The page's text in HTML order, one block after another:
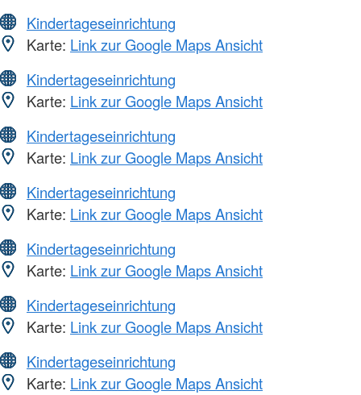
Kindertageseinrichtung
Karte: Link zur Google Maps Ansicht
Kindertageseinrichtung
Karte: Link zur Google Maps Ansicht
Kindertageseinrichtung
Karte: Link zur Google Maps Ansicht
Kindertageseinrichtung
Karte: Link zur Google Maps Ansicht
Kindertageseinrichtung
Karte: Link zur Google Maps Ansicht
Kindertageseinrichtung
Karte: Link zur Google Maps Ansicht
Kindertageseinrichtung
Karte: Link zur Google Maps Ansicht